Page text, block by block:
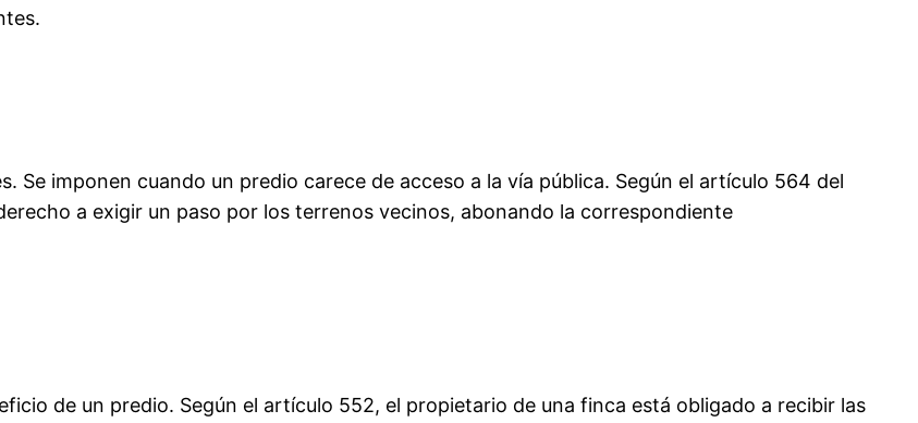
Se imponen cuando un predio carece de acceso a la vía pública. Según el artículo 564 del
a exigir un paso por los terrenos vecinos, abonando la correspondiente
de un predio. Según el artículo 552, el propietario de una finca está obligado a recibir las